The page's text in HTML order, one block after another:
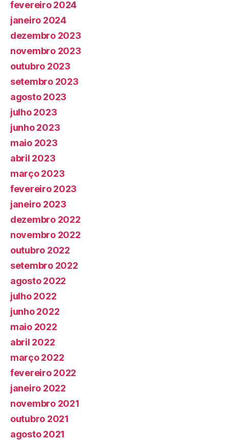
fevereiro 2024
janeiro 2024
dezembro 2023
novembro 2023
outubro 2023
setembro 2023
agosto 2023
julho 2023
junho 2023
maio 2023
abril 2023
março 2023
fevereiro 2023
janeiro 2023
dezembro 2022
novembro 2022
outubro 2022
setembro 2022
agosto 2022
julho 2022
junho 2022
maio 2022
abril 2022
março 2022
fevereiro 2022
janeiro 2022
novembro 2021
outubro 2021
agosto 2021